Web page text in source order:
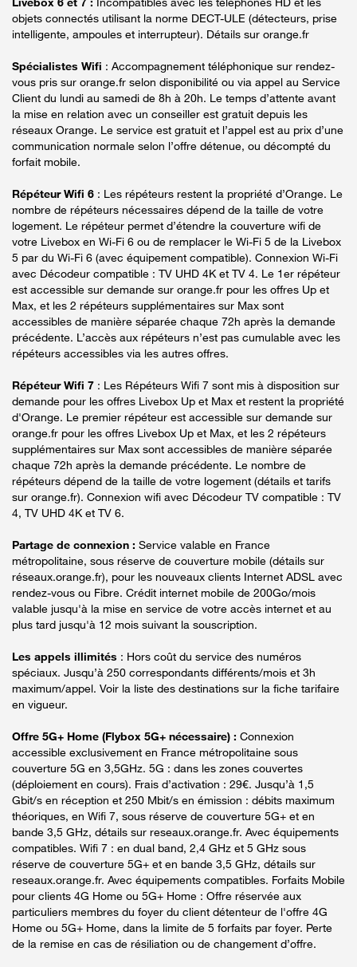
objets connectés utilisant la norme DECT-ULE (détecteurs, prise
intelligente, ampoules et interrupteur). Détails sur orange.fr
Spécialistes Wifi : Accompagnement téléphonique sur rendez-
vous pris sur orange.fr selon disponibilité ou via appel au Service
Client du lundi au samedi de 8h à 20h. Le temps d’attente avant
la mise en relation avec un conseiller est gratuit depuis les
réseaux Orange. Le service est gratuit et l’appel est au prix d’une
communication normale selon l’offre détenue, ou décompté du
forfait mobile.
Répéteur Wifi 6 : Les répéteurs restent la propriété d’Orange. Le
nombre de répéteurs nécessaires dépend de la taille de votre
logement. Le répéteur permet d’étendre la couverture wifi de
votre Livebox en Wi-Fi 6 ou de remplacer le Wi-Fi 5 de la Livebox
5 par du Wi-Fi 6 (avec équipement compatible). Connexion Wi-Fi
avec Décodeur compatible : TV UHD 4K et TV 4. Le 1er répéteur
est accessible sur demande sur orange.fr pour les offres Up et
Max, et les 2 répéteurs supplémentaires sur Max sont
accessibles de manière séparée chaque 72h après la demande
précédente. L’accès aux répéteurs n’est pas cumulable avec les
répéteurs accessibles via les autres offres.
Répéteur Wifi 7 : Les Répéteurs Wifi 7 sont mis à disposition sur
demande pour les offres Livebox Up et Max et restent la propriété
d'Orange. Le premier répéteur est accessible sur demande sur
orange.fr pour les offres Livebox Up et Max, et les 2 répéteurs
supplémentaires sur Max sont accessibles de manière séparée
chaque 72h après la demande précédente. Le nombre de
répéteurs dépend de la taille de votre logement (détails et tarifs
sur orange.fr). Connexion wifi avec Décodeur TV compatible : TV
4, TV UHD 4K et TV 6.
Partage de connexion : Service valable en France
métropolitaine, sous réserve de couverture mobile (détails sur
réseaux.orange.fr), pour les nouveaux clients Internet ADSL avec
rendez-vous ou Fibre. Crédit internet mobile de 200Go/mois
valable jusqu'à la mise en service de votre accès internet et au
plus tard jusqu'à 12 mois suivant la souscription.
Les appels illimités : Hors coût du service des numéros
spéciaux. Jusqu’à 250 correspondants différents/mois et 3h
maximum/appel. Voir la liste des destinations sur la fiche tarifaire
en vigueur.
Offre 5G+ Home (Flybox 5G+ nécessaire) : Connexion
accessible exclusivement en France métropolitaine sous
couverture 5G en 3,5GHz. 5G : dans les zones couvertes
(déploiement en cours). Frais d’activation : 29€. Jusqu’à 1,5
Gbit/s en réception et 250 Mbit/s en émission : débits maximum
théoriques, en Wifi 7, sous réserve de couverture 5G+ et en
bande 3,5 GHz, détails sur reseaux.orange.fr. Avec équipements
compatibles. Wifi 7 : en dual band, 2,4 GHz et 5 GHz sous
réserve de couverture 5G+ et en bande 3,5 GHz, détails sur
reseaux.orange.fr. Avec équipements compatibles. Forfaits Mobile
pour clients 4G Home ou 5G+ Home : Offre réservée aux
particuliers membres du foyer du client détenteur de l'offre 4G
Home ou 5G+ Home, dans la limite de 5 forfaits par foyer. Perte
de la remise en cas de résiliation ou de changement d’offre.